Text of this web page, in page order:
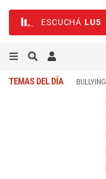
ESCUCHÁ LU5
TEMAS DEL DÍA BULLYING